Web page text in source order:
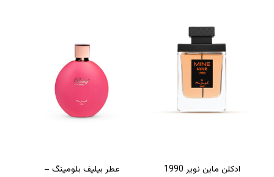
ادکلن ماین نویر 1990
عطر بیلیف بلومینگ –